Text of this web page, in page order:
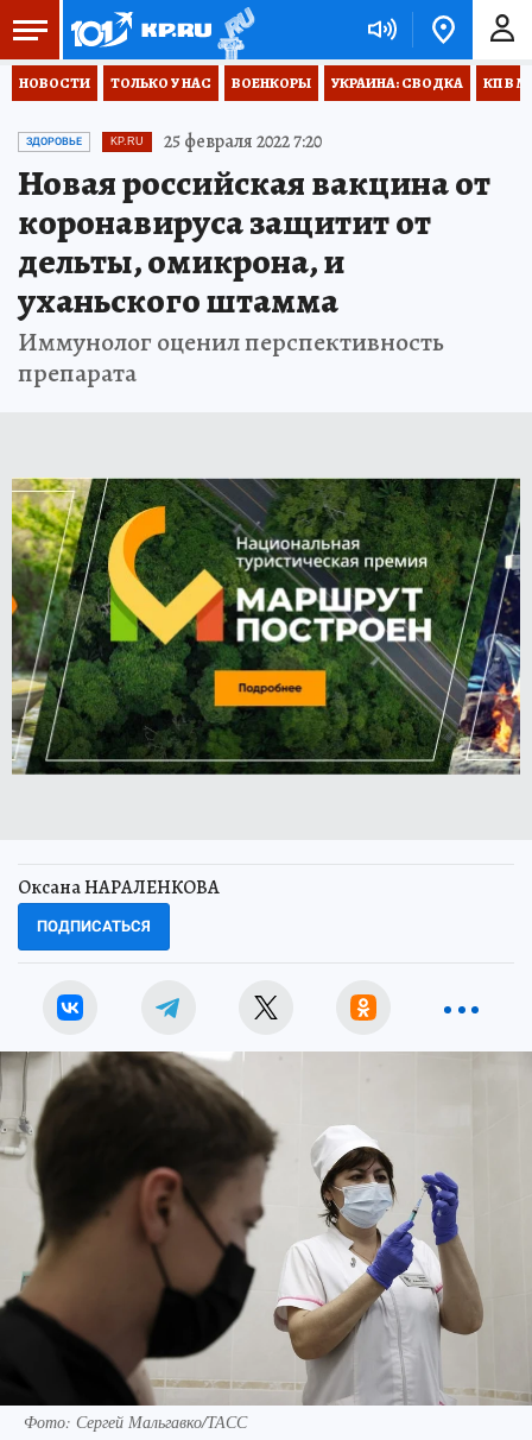
НОВОСТИ ТОЛЬКО У НАС ВОЕНКОРЫ УКРАИНА: СВОДКА КП В
ЗДОРОВЬЕ KP.RU 25 февраля 2022 7:20
Новая российская вакцина от
коронавируса защитит от
дельты, омикрона, и
уханьского штамма
Иммунолог оценил перспективность
препарата
Оксана НАРАЛЕНКОВА
ПОДПИСАТЬСЯ
Фото: Сергей Мальгавко/ТАСС